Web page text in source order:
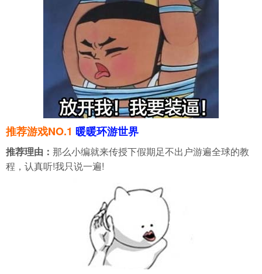
推荐游戏NO.1 暖暖环游世界
推荐理由： 那么小编就来传授下假期足不出户游遍全球的教
程，认真听!我只说一遍!